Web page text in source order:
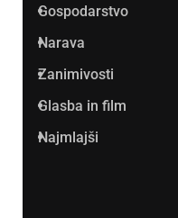
Gospodarstvo
Narava
Zanimivosti
Glasba in film
Najmlajši